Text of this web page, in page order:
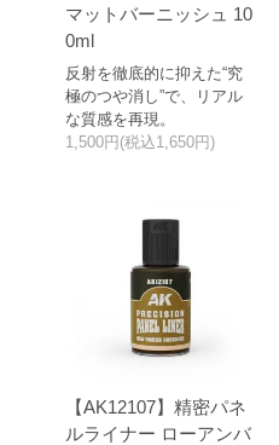
マットバーニッシュ 10
0ml
反射を徹底的に抑えた“究
極のつや消し”で、リアル
な質感を再現。
1,500円(税込1,650円)
【AK12107】精密パネ
ルライナー ローアンバ